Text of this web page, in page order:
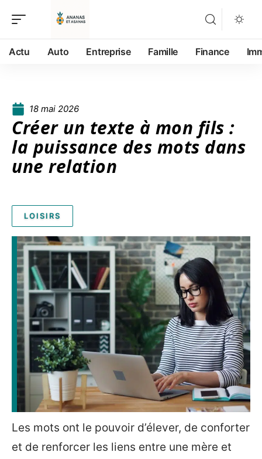
Actu Auto Entreprise Famille Finance
18 mai 2026
Créer un texte à mon fils :
la puissance des mots dans
une relation
LOISIRS
Les mots ont le pouvoir d’élever, de conforter
et de renforcer les liens entre une mère et